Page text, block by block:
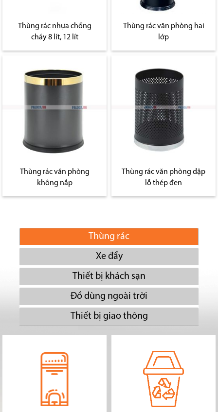
Thùng rác nhựa chống
cháy 8 lít, 12 lít
Thùng rác văn phòng hai
lớp
Thùng rác văn phòng
không nắp
Thùng rác văn phòng dập
lỗ thép đen
Thùng rác
Xe đẩy
Thiết bị khách sạn
Đồ dùng ngoài trời
Thiết bị giao thông